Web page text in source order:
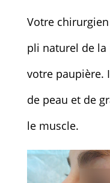
Votre
pli naturel de la
votre paupière.
de peau et de
le muscle.